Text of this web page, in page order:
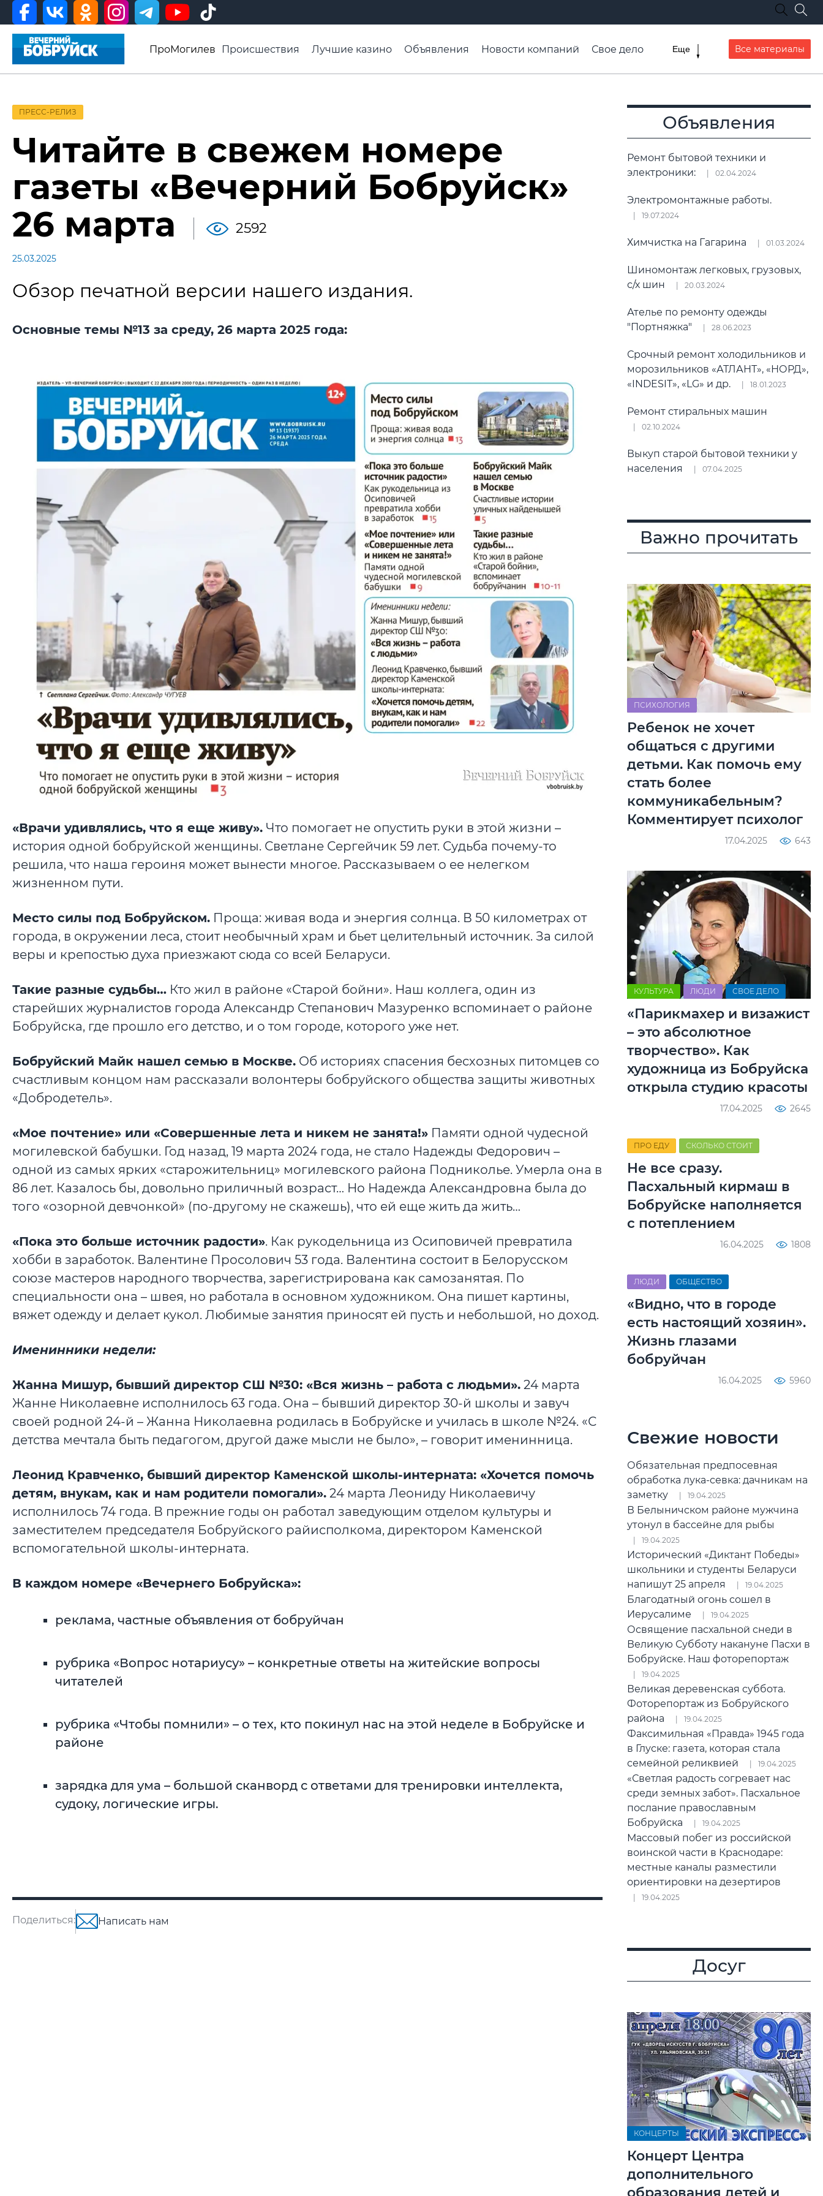
ПроМогилев Происшествия Лучшие казино Объявления Новости компаний
Свое дело
Видео ВБ
Еще Все материалы
ПРЕСС-РЕЛИЗ
Читайте в свежем номере
газеты «Вечерний Бобруйск»
26 марта
2592
25.03.2025
Обзор печатной версии нашего издания.
Основные темы №13 за среду, 26 марта 2025 года:
«Врачи удивлялись, что я еще живу». Что помогает не опустить руки в этой жизни –
история одной бобруйской женщины. Светлане Сергейчик 59 лет. Судьба почему-то
решила, что наша героиня может вынести многое. Рассказываем о ее нелегком
жизненном пути.
Место силы под Бобруйском. Проща: живая вода и энергия солнца. В 50 километрах от
города, в окружении леса, стоит необычный храм и бьет целительный источник. За силой
веры и крепостью духа приезжают сюда со всей Беларуси.
Такие разные судьбы… Кто жил в районе «Старой бойни». Наш коллега, один из
старейших журналистов города Александр Степанович Мазуренко вспоминает о районе
Бобруйска, где прошло его детство, и о том городе, которого уже нет.
Бобруйский Майк нашел семью в Москве. Об историях спасения бесхозных питомцев со
счастливым концом нам рассказали волонтеры бобруйского общества защиты животных
«Добродетель».
«Мое почтение» или «Совершенные лета и никем не занята!» Памяти одной чудесной
могилевской бабушки. Год назад, 19 марта 2024 года, не стало Надежды Федорович –
одной из самых ярких «старожительниц» могилевского района Подниколье. Умерла она в
86 лет. Казалось бы, довольно приличный возраст… Но Надежда Александровна была до
того «озорной девчонкой» (по-другому не скажешь), что ей еще жить да жить…
«Пока это больше источник радости». Как рукодельница из Осиповичей превратила
хобби в заработок. Валентине Просолович 53 года. Валентина состоит в Белорусском
союзе мастеров народного творчества, зарегистрирована как самозанятая. По
специальности она – швея, но работала в основном художником. Она пишет картины,
вяжет одежду и делает кукол. Любимые занятия приносят ей пусть и небольшой, но доход.
Именинники недели:
Жанна Мишур, бывший директор СШ №30: «Вся жизнь – работа с людьми». 24 марта
Жанне Николаевне исполнилось 63 года. Она – бывший директор 30-й школы и завуч
своей родной 24-й – Жанна Николаевна родилась в Бобруйске и училась в школе №24. «С
детства мечтала быть педагогом, другой даже мысли не было», – говорит именинница.
Леонид Кравченко, бывший директор Каменской школы-интерната: «Хочется помочь
детям, внукам, как и нам родители помогали». 24 марта Леониду Николаевичу
исполнилось 74 года. В прежние годы он работал заведующим отделом культуры и
заместителем председателя Бобруйского райисполкома, директором Каменской
вспомогательной школы-интерната.
В каждом номере «Вечернего Бобруйска»:
реклама, частные объявления от бобруйчан
рубрика «Вопрос нотариусу» – конкретные ответы на житейские вопросы
читателей
рубрика «Чтобы помнили» – о тех, кто покинул нас на этой неделе в Бобруйске и
районе
зарядка для ума – большой сканворд с ответами для тренировки интеллекта,
судоку, логические игры.
Поделиться: Написать нам
Объявления
Ремонт бытовой техники и
электроники:
02.04.2024
Электромонтажные работы.
19.07.2024
Химчистка на Гагарина 01.03.2024
Шиномонтаж легковых, грузовых,
с/х шин
20.03.2024
Ателье по ремонту одежды
"Портняжка"
28.06.2023
Срочный ремонт холодильников и
морозильников «АТЛАНТ», «НОРД»,
«INDESIT», «LG» и др.
18.01.2023
Ремонт стиральных машин
02.10.2024
Выкуп старой бытовой техники у
населения
07.04.2025
Важно прочитать
ПСИХОЛОГИЯ
Ребенок не хочет
общаться с другими
детьми. Как помочь ему
стать более
коммуникабельным?
Комментирует психолог
17.04.2025 643
КУЛЬТУРА ЛЮДИ СВОЕ ДЕЛО
«Парикмахер и визажист
– это абсолютное
творчество». Как
художница из Бобруйска
открыла студию красоты
17.04.2025 2645
ПРО ЕДУ СКОЛЬКО СТОИТ
Не все сразу.
Пасхальный кирмаш в
Бобруйске наполняется
с потеплением
16.04.2025 1808
ЛЮДИ ОБЩЕСТВО
«Видно, что в городе
есть настоящий хозяин».
Жизнь глазами
бобруйчан
16.04.2025 5960
Свежие новости
Обязательная предпосевная
обработка лука-севка: дачникам на
заметку
19.04.2025
В Белыничском районе мужчина
утонул в бассейне для рыбы
19.04.2025
Исторический «Диктант Победы»
школьники и студенты Беларуси
напишут 25 апреля
19.04.2025
Благодатный огонь сошел в
Иерусалиме
19.04.2025
Освящение пасхальной снеди в
Великую Субботу накануне Пасхи в
Бобруйске. Наш фоторепортаж
19.04.2025
Великая деревенская суббота.
Фоторепортаж из Бобруйского
района
19.04.2025
Факсимильная «Правда» 1945 года
в Глуске: газета, которая стала
семейной реликвией
19.04.2025
«Светлая радость согревает нас
среди земных забот». Пасхальное
послание православным
Бобруйска
19.04.2025
Массовый побег из российской
воинской части в Краснодаре:
местные каналы разместили
ориентировки на дезертиров
19.04.2025
Досуг
КОНЦЕРТЫ
Концерт Центра
дополнительного
образования детей и